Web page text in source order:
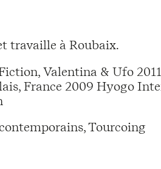
travaille à Roubaix.
Valentina & Ufo
France 2009 Hyogo
Tourcoing